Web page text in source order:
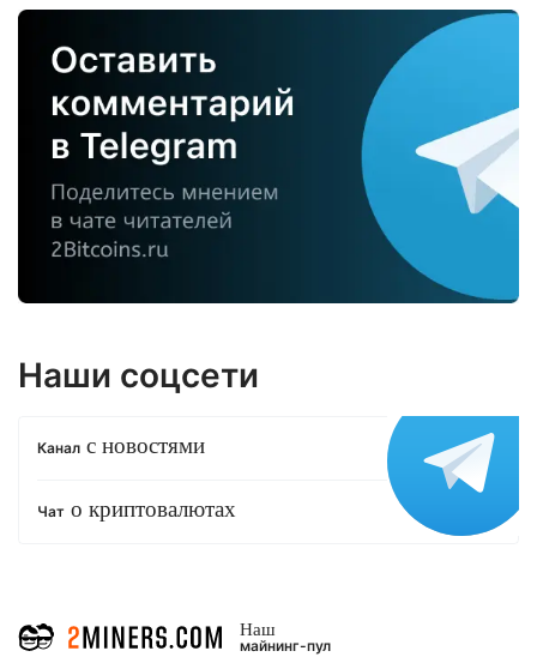
Наши соцсети
Канал с новостями
Чат о криптовалютах
Наш
майнинг-пул